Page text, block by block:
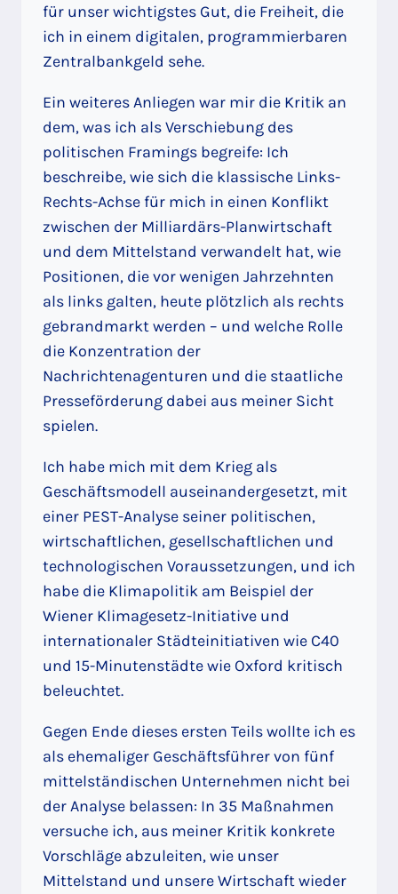
für unser wichtigstes Gut, die Freiheit, die
ich in einem digitalen, programmierbaren
Zentralbankgeld sehe.
Ein weiteres Anliegen war mir die Kritik an
dem, was ich als Verschiebung des
politischen Framings begreife: Ich
beschreibe, wie sich die klassische Links-
Rechts-Achse für mich in einen Konflikt
zwischen der Milliardärs-Planwirtschaft
und dem Mittelstand verwandelt hat, wie
Positionen, die vor wenigen Jahrzehnten
als links galten, heute plötzlich als rechts
gebrandmarkt werden – und welche Rolle
die Konzentration der
Nachrichtenagenturen und die staatliche
Presseförderung dabei aus meiner Sicht
spielen.
Ich habe mich mit dem Krieg als
Geschäftsmodell auseinandergesetzt, mit
einer PEST-Analyse seiner politischen,
wirtschaftlichen, gesellschaftlichen und
technologischen Voraussetzungen, und ich
habe die Klimapolitik am Beispiel der
Wiener Klimagesetz-Initiative und
internationaler Städteinitiativen wie C40
und 15-Minutenstädte wie Oxford kritisch
beleuchtet.
Gegen Ende dieses ersten Teils wollte ich es
als ehemaliger Geschäftsführer von fünf
mittelständischen Unternehmen nicht bei
der Analyse belassen: In 35 Maßnahmen
versuche ich, aus meiner Kritik konkrete
Vorschläge abzuleiten, wie unser
Mittelstand und unsere Wirtschaft wieder